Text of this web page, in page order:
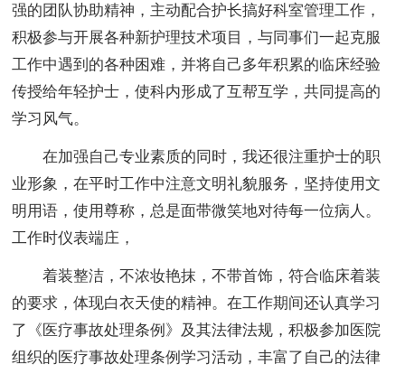
强的团队协助精神，主动配合护长搞好科室管理工作，
积极参与开展各种新护理技术项目，与同事们一起克服
工作中遇到的各种困难，并将自己多年积累的临床经验
传授给年轻护士，使科内形成了互帮互学，共同提高的
学习风气。
在加强自己专业素质的同时，我还很注重护士的职
业形象，在平时工作中注意文明礼貌服务，坚持使用文
明用语，使用尊称，总是面带微笑地对待每一位病人。
工作时仪表端庄，
着装整洁，不浓妆艳抹，不带首饰，符合临床着装
的要求，体现白衣天使的精神。在工作期间还认真学习
了《医疗事故处理条例》及其法律法规，积极参加医院
组织的医疗事故处理条例学习活动，丰富了自己的法律